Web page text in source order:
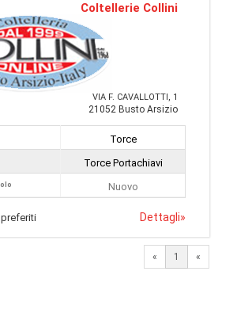
Coltellerie Collini
VIA F. CAVALLOTTI, 1
21052 Busto Arsizio
Torce
Torce Portachiavi
Nuovo
Dettagli»
« 1 «